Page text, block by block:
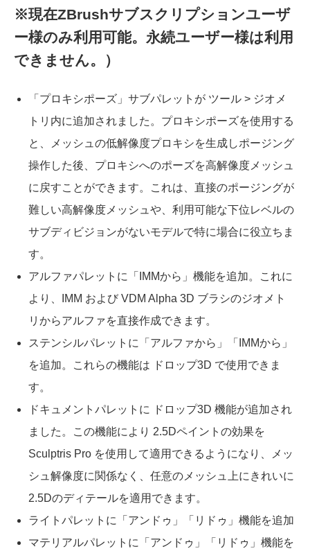
※現在ZBrushサブスクリプションユーザ
ー様のみ利用可能。永続ユーザー様は利用
できません。）
「プロキシポーズ」サブパレットが ツール > ジオメ
トリ内に追加されました。プロキシポーズを使用する
と、メッシュの低解像度プロキシを生成しポージング
操作した後、プロキシへのポーズを高解像度メッシュ
に戻すことができます。これは、直接のポージングが
難しい高解像度メッシュや、利用可能な下位レベルの
サブディビジョンがないモデルで特に場合に役立ちま
す。
アルファパレットに「IMMから」機能を追加。これに
より、IMM および VDM Alpha 3D ブラシのジオメト
リからアルファを直接作成できます。
ステンシルパレットに「アルファから」「IMMから」
を追加。これらの機能は ドロップ3D で使用できま
す。
ドキュメントパレットに ドロップ3D 機能が追加され
ました。この機能により 2.5Dペイントの効果を
Sculptris Pro を使用して適用できるようになり、メッ
シュ解像度に関係なく、任意のメッシュ上にきれいに
2.5Dのディテールを適用できます。
ライトパレットに「アンドゥ」「リドゥ」機能を追加
マテリアルパレットに「アンドゥ」「リドゥ」機能を